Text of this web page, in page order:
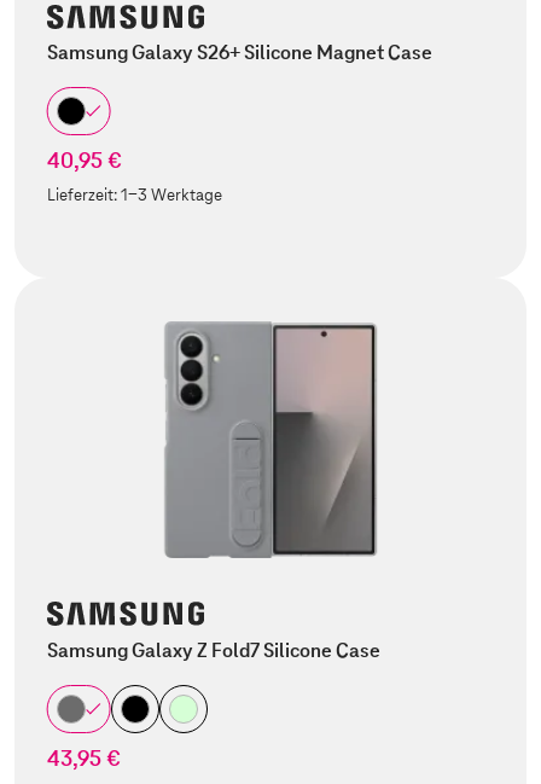
Samsung Galaxy S26+ Silicone Magnet Case
40,95 €
Lieferzeit:1-3 Werktage
Samsung Galaxy Z Fold7 Silicone Case
43,95 €